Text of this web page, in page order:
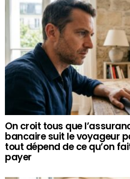
On croit tous que
bancaire suit le voyageur
tout dépend de ce qu’on
payer